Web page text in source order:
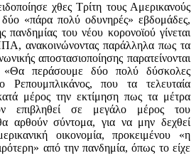
χθες Τρίτη τους Αμερικανούς
«πάρα πολύ οδυνηρές» εβδομάδες,
του νέου κορονοϊού γίνεται
ανακοινώνοντας παράλληλα πως τα
αποστασιοποίησης παρατείνονται
περάσουμε δύο πολύ δύσκολες
Ρεπουμπλικάνος, που τα τελευταία
μέρος την εκτίμηση πως τα μέτρα
επιβληθεί σε μεγάλο μέρος του
σύντομα, για να μην δεχθεί
οικονομία, προκειμένου «η
από την πανδημία, όπως το είχε